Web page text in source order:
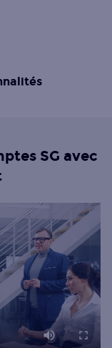
SG avec